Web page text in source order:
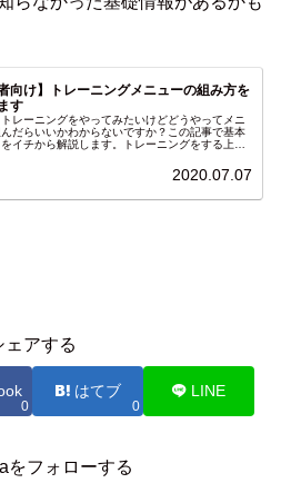
者向け】トレーニングメニューの組み方を
す
レーニングをやってみたいけどどうやってメニ
んだらいいかわからないですか？この記事で基本
イチから解説します。トレーニングをする上で
てしまうあなたとは今日で決別できます！2020.07.07
ェアする
0
はてブ
0
LINE
をフォローする